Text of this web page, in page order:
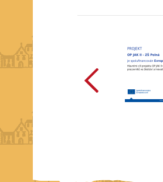
předchozí